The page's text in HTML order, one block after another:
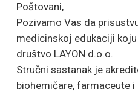
Poštovani,
Pozivamo Vas da
medicinskoj edukaciji
društvo LAYON d.o.o.
Stručni sastanak je
biohemičare, farmaceute